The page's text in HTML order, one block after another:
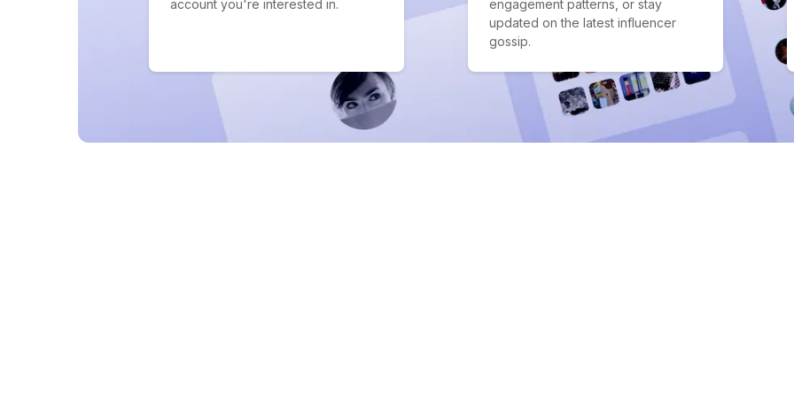
account you're interested in.
engagement patterns, or stay
updated on the latest influencer
gossip.